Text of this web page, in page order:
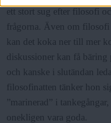
ett stort sug efter filosofi
frågorna. Även om filosofi
kan det koka ner till mer
diskussioner kan få
och kanske i slutändan
filosofinatten tänker hon
”marinerad” i
onekligen vara goda.